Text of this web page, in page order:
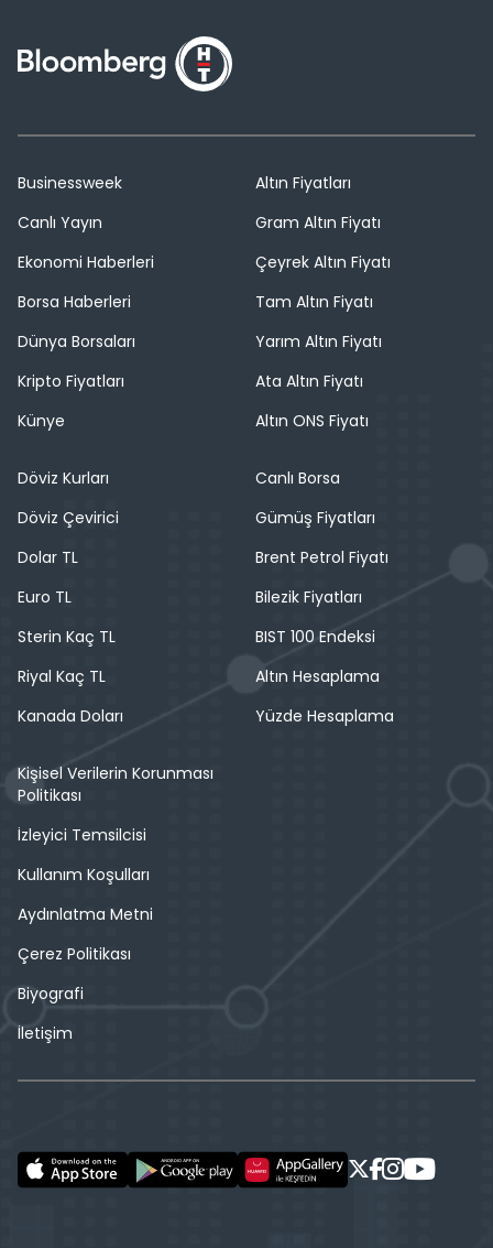
Businessweek
Canlı Yayın
Ekonomi Haberleri
Borsa Haberleri
Dünya Borsaları
Kripto Fiyatları
Künye
Altın Fiyatları
Gram Altın Fiyatı
Çeyrek Altın Fiyatı
Tam Altın Fiyatı
Yarım Altın Fiyatı
Ata Altın Fiyatı
Altın ONS Fiyatı
Döviz Kurları
Döviz Çevirici
Dolar TL
Euro TL
Sterin Kaç TL
Riyal Kaç TL
Kanada Doları
Canlı Borsa
Gümüş Fiyatları
Brent Petrol Fiyatı
Bilezik Fiyatları
BIST 100 Endeksi
Altın Hesaplama
Yüzde Hesaplama
Kişisel Verilerin Korunması
Politikası
İzleyici Temsilcisi
Kullanım Koşulları
Aydınlatma Metni
Çerez Politikası
Biyografi
İletişim